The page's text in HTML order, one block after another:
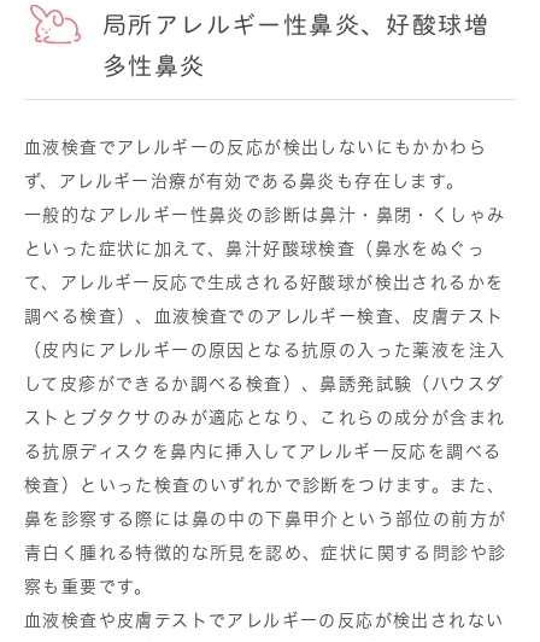
局所アレルギー性鼻炎、好酸球増
多性鼻炎
血液検査でアレルギーの反応が検出しないにもかかわら
ず、アレルギー治療が有効である鼻炎も存在します。
一般的なアレルギー性鼻炎の診断は鼻汁・鼻閉・くしゃみ
といった症状に加えて、鼻汁好酸球検査（鼻水をぬぐっ
て、アレルギー反応で生成される好酸球が検出されるかを
調べる検査）、血液検査でのアレルギー検査、皮膚テスト
（皮内にアレルギーの原因となる抗原の入った薬液を注入
して皮疹ができるか調べる検査）、鼻誘発試験（ハウスダ
ストとブタクサのみが適応となり、これらの成分が含まれ
る抗原ディスクを鼻内に挿入してアレルギー反応を調べる
検査）といった検査のいずれかで診断をつけます。また、
鼻を診察する際には鼻の中の下鼻甲介という部位の前方が
青白く腫れる特徴的な所見を認め、症状に関する問診や診
察も重要です。
血液検査や皮膚テストでアレルギーの反応が検出されない